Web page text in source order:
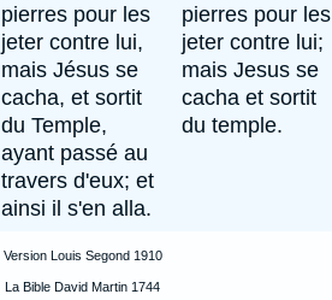
pierres pour les
jeter contre lui,
mais Jésus se
cacha, et sortit
du Temple,
ayant passé au
travers d'eux; et
ainsi il s'en alla.
pierres pour les
jeter contre lui;
mais Jesus se
cacha et sortit
du temple.
Version Louis Segond 1910
La Bible David Martin 1744